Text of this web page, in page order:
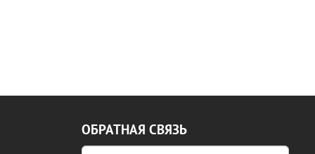
ОБРАТНАЯ СВЯЗЬ